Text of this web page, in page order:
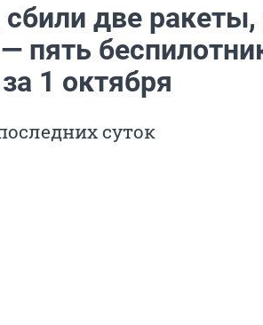
две ракеты,
пять
1 октября
суток